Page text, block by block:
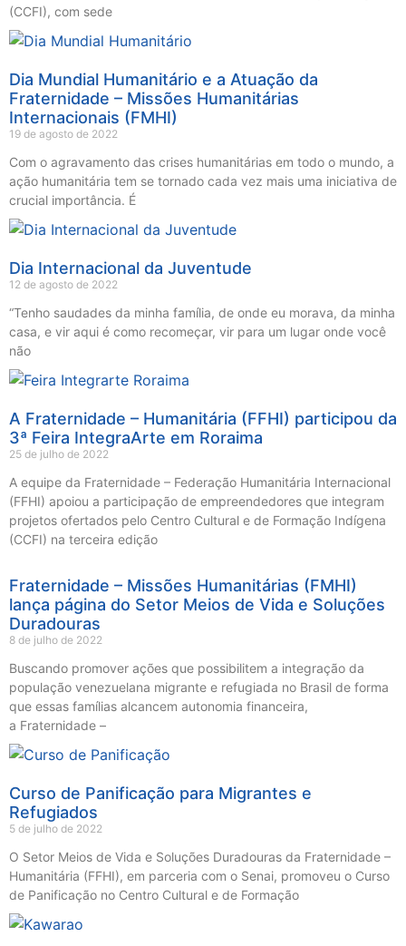
(CCFI), com sede
Dia Mundial Humanitário e a Atuação da
Fraternidade – Missões Humanitárias
Internacionais (FMHI)
19 de agosto de 2022
Com o agravamento das crises humanitárias em todo o mundo, a
ação humanitária tem se tornado cada vez mais uma iniciativa de
crucial importância. É
Dia Internacional da Juventude
12 de agosto de 2022
“Tenho saudades da minha família, de onde eu morava, da minha
casa, e vir aqui é como recomeçar, vir para um lugar onde você
não
A Fraternidade – Humanitária (FFHI) participou da
3ª Feira IntegraArte em Roraima
25 de julho de 2022
A equipe da Fraternidade – Federação Humanitária Internacional
(FFHI) apoiou a participação de empreendedores que integram
projetos ofertados pelo Centro Cultural e de Formação Indígena
(CCFI) na terceira edição
Fraternidade – Missões Humanitárias (FMHI)
lança página do Setor Meios de Vida e Soluções
Duradouras
8 de julho de 2022
Buscando promover ações que possibilitem a integração da
população venezuelana migrante e refugiada no Brasil de forma
que essas famílias alcancem autonomia financeira,
a Fraternidade –
Curso de Panificação para Migrantes e
Refugiados
5 de julho de 2022
O Setor Meios de Vida e Soluções Duradouras da Fraternidade –
Humanitária (FFHI), em parceria com o Senai, promoveu o Curso
de Panificação no Centro Cultural e de Formação